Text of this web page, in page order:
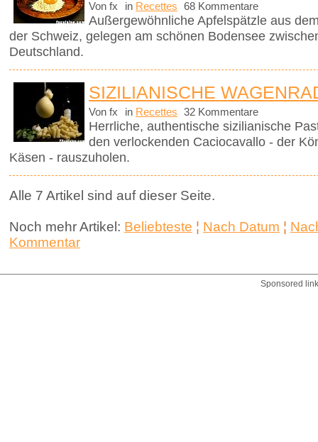
Von fx in Recettes 68 Kommentare
Außergewöhnliche Apfelspätzle aus
der Schweiz, gelegen am schönen Bodensee
Deutschland.
SIZILIANISCHE
Von fx in Recettes 32 Kommentare
Herrliche, authentische sizilianische
den verlockenden Caciocavallo - der
Käsen - rauszuholen.
Alle 7 Artikel sind auf dieser Seite.
Noch mehr Artikel: Beliebteste ¦ Nach Datum ¦
Kommentar
Sponsored